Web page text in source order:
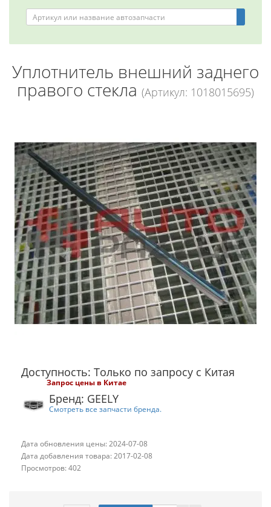
Уплотнитель внешний заднего
правого стекла (Артикул: 1018015695)
Доступность: Только по запросу с Китая
Запрос цены в Китае
Бренд: GEELY
Смотреть все запчасти бренда.
Дата обновления цены: 2024-07-08
Дата добавления товара: 2017-02-08
Просмотров: 402